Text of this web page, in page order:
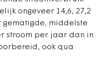
ongeveer 14,6, 27,2
gematigde, middelste
stroom per jaar dan in
ook qua